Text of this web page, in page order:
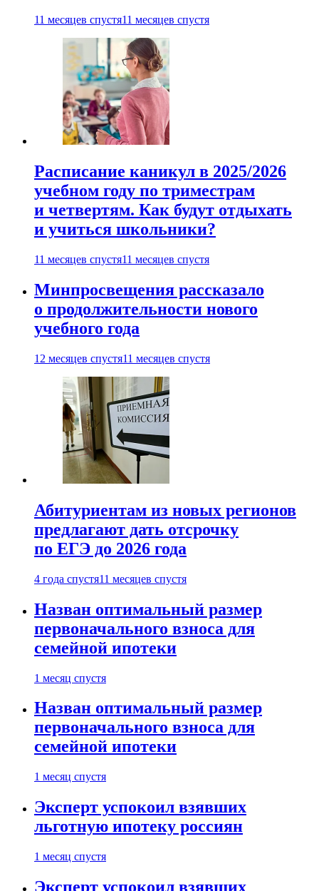
11 месяцев спустя11 месяцев спустя
Расписание каникул в 2025/2026
учебном году по триместрам
и четвертям. Как будут отдыхать
и учиться школьники?
11 месяцев спустя11 месяцев спустя
Минпросвещения рассказало
о продолжительности нового
учебного года
12 месяцев спустя11 месяцев спустя
Абитуриентам из новых регионов
предлагают дать отсрочку
по ЕГЭ до 2026 года
4 года спустя11 месяцев спустя
Назван оптимальный размер
первоначального взноса для
семейной ипотеки
1 месяц спустя
Назван оптимальный размер
первоначального взноса для
семейной ипотеки
1 месяц спустя
Эксперт успокоил взявших
льготную ипотеку россиян
1 месяц спустя
Эксперт успокоил взявших